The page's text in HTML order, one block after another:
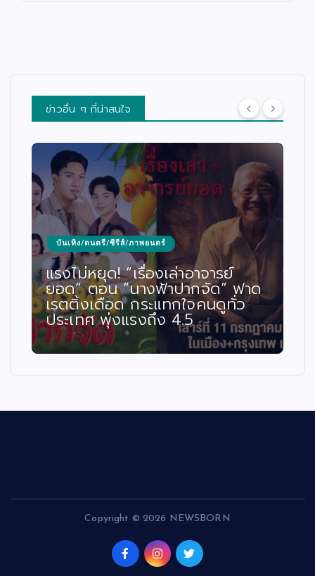
ข่าวอื่น ๆ ที่น่าสนใจ
บันเทิง/ดนตรี/ซีรีส์/ภาพยนตร์
แรงไม่หยุด! “เรื่องเล่าอาจารย์
ยอด” ตอน “นางฟ้าปากจัด” ฟาด
เรตติ้งเดือด กระแทกใจคนดูทั่ว
ประเทศ พุ่งแรงถึง 4.5
Copyright © 2026 NEWSBORN